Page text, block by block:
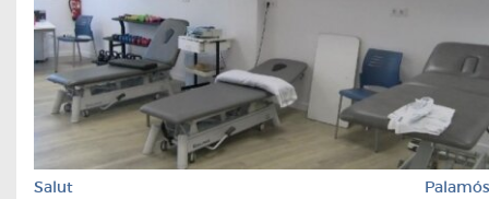
Salut Palamós